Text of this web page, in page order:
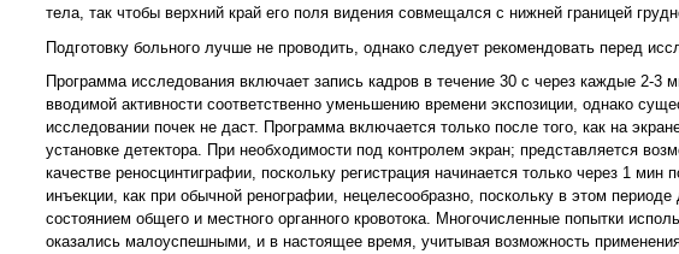
тела, так чтобы верхний край его поля видения совмещался с нижней границей
Подготовку больного лучше не проводить, однако следует рекомендовать перед
Программа исследования включает запись кадров в течение 30 с через каждые 2-
вводимой активности соответственно уменьшению времени экспозиции, однако
исследовании почек не даст. Программа включается только после того, как на
установке детектора. При необходимости под контролем экран; представляется
качестве реносцинтиграфии, поскольку регистрация начинается только через 1
инъекции, как при обычной ренографии, нецелесообразно, поскольку в этом
состоянием общего и местного органного кровотока. Многочисленные попытки
оказались малоуспешными, и в настоящее время, учитывая возможность